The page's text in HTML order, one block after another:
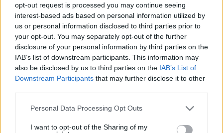
opt-out request is processed you may continue seeing
interest-based ads based on personal information utilized by
us or personal information disclosed to third parties prior to
your opt-out. You may separately opt-out of the further
disclosure of your personal information by third parties on the
IAB’s list of downstream participants. This information may
also be disclosed by us to third parties on the IAB’s List of
Downstream Participants that may further disclose it to other
Please note that this website/app uses one or more Google
not limited to your visit or usage behaviour. You may click to
Personal Data Processing Opt Outs
I want to opt-out of the Sharing of my
Το αγαπημένο τρόφιμο που περιέχει 45 φορές
περισσότερα μικροπλαστικά από ένα πλαστικό μπουκάλι
πριν 44 λεπτά
ΔΕΙΤΕ ΟΛΕΣ ΤΙΣ ΕΙΔΗΣΕΙΣ
ΤΑ ΠΙΟ ΔΗΜΟΦΙΛΗ